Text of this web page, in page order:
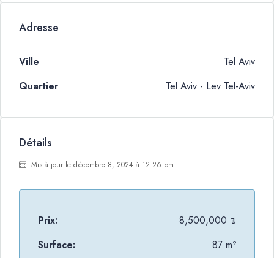
Adresse
Ville
Tel Aviv
Quartier
Tel Aviv - Lev Tel-Aviv
Détails
Mis à jour le décembre 8, 2024 à 12:26 pm
Prix:
8,500,000 ₪
Surface:
87 m²